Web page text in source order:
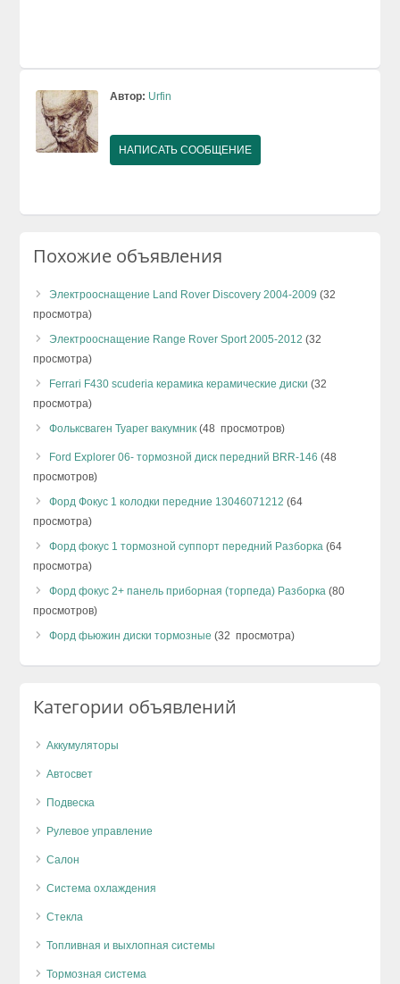
Автор: Urfin
НАПИСАТЬ СООБЩЕНИЕ
Похожие объявления
Электрооснащение Land Rover Discovery 2004-2009 (32
просмотра)
Электрооснащение Range Rover Sport 2005-2012 (32
просмотра)
Ferrari F430 scuderia керамика керамические диски (32
просмотра)
Фольксваген Туарег вакумник (48 просмотров)
Ford Explorer 06- тормозной диск передний BRR-146 (48
просмотров)
Форд Фокус 1 колодки передние 13046071212 (64
просмотра)
Форд фокус 1 тормозной суппорт передний Разборка (64
просмотра)
Форд фокус 2+ панель приборная (торпеда) Разборка (80
просмотров)
Форд фьюжин диски тормозные (32 просмотра)
Категории объявлений
Аккумуляторы
Автосвет
Подвеска
Рулевое управление
Салон
Система охлаждения
Стекла
Топливная и выхлопная системы
Тормозная система